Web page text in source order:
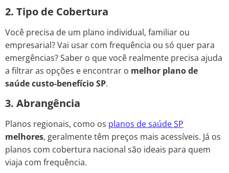
2. Tipo de Cobertura
Você precisa de um plano individual, familiar ou
empresarial? Vai usar com frequência ou só quer para
emergências? Saber o que você realmente precisa ajuda
a filtrar as opções e encontrar o melhor plano de
saúde custo-benefício SP.
3. Abrangência
Planos regionais, como os planos de saúde SP
melhores, geralmente têm preços mais acessíveis. Já os
planos com cobertura nacional são ideais para quem
viaja com frequência.